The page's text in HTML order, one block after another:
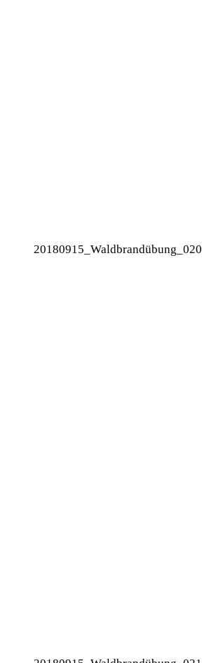
20180915_Waldbrandübung_020